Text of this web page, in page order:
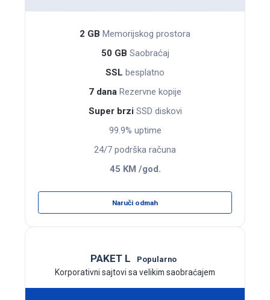
2 GB Memoriјskog prostora
50 GB Saobraćaj
SSL besplatno
7 dana Rezervne kopije
Super brziSSD diskovi
99.9% uptime
24/7 podrška računa
45 KM /god.
Naruči odmah
PAKET L Popularno
Korporativni sajtovi sa velikim saobraćajem